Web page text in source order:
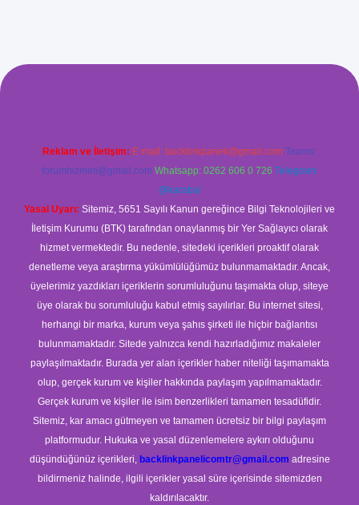
Reklam ve İletişim: E-mail: backlinkpaneli@gmail.com Teams:
forumhizmeti@gmail.com Whatsapp: 0262 606 0 726 Telegram:
@karabul
Yasal Uyarı: Sitemiz, 5651 Sayılı Kanun gereğince Bilgi Teknolojileri ve
İletişim Kurumu (BTK) tarafından onaylanmış bir Yer Sağlayıcı olarak
hizmet vermektedir. Bu nedenle, sitedeki içerikleri proaktif olarak
denetleme veya araştırma yükümlülüğümüz bulunmamaktadır. Ancak,
üyelerimiz yazdıkları içeriklerin sorumluluğunu taşımakta olup, siteye
üye olarak bu sorumluluğu kabul etmiş sayılırlar. Bu internet sitesi,
herhangi bir marka, kurum veya şahıs şirketi ile hiçbir bağlantısı
bulunmamaktadır. Sitede yalnızca kendi hazırladığımız makaleler
paylaşılmaktadır. Burada yer alan içerikler haber niteliği taşımamakta
olup, gerçek kurum ve kişiler hakkında paylaşım yapılmamaktadır.
Gerçek kurum ve kişiler ile isim benzerlikleri tamamen tesadüfidir.
Sitemiz, kar amacı gütmeyen ve tamamen ücretsiz bir bilgi paylaşım
platformudur. Hukuka ve yasal düzenlemelere aykırı olduğunu
düşündüğünüz içerikleri, backlinkpanelicomtr@gmail.com adresine
bildirmeniz halinde, ilgili içerikler yasal süre içerisinde sitemizden
kaldırılacaktır.